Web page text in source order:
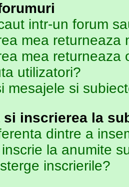
intr-un forum
mea returneaza
mea returneaza
utilizatori?
mesajele si
si inscrierea la
dintre a
la anumite
inscrierile?